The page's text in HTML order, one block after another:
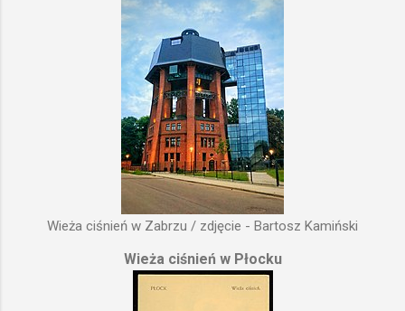
Wieża ciśnień w Zabrzu / zdjęcie - Bartosz Kamiński
Wieża ciśnień w Płocku